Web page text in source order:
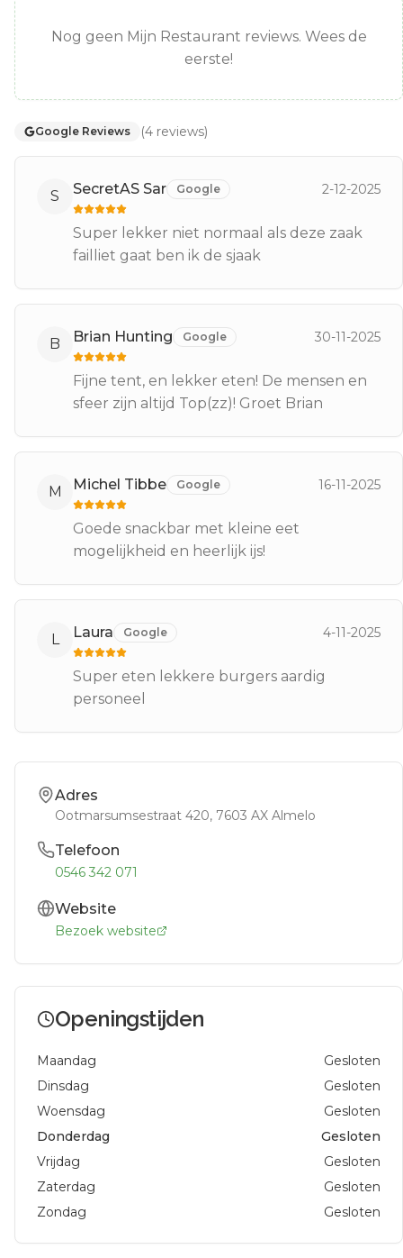
Nog geen Mijn Restaurant reviews. Wees de
eerste!
Google Reviews (4 reviews)
S SecretAS Sar Google 2-12-2025
Super lekker niet normaal als deze zaak
failliet gaat ben ik de sjaak
B Brian Hunting Google 30-11-2025
Fijne tent, en lekker eten! De mensen en
sfeer zijn altijd Top(zz)! Groet Brian
M Michel Tibbe Google 16-11-2025
Goede snackbar met kleine eet
mogelijkheid en heerlijk ijs!
L Laura Google 4-11-2025
Super eten lekkere burgers aardig
personeel
Adres
Ootmarsumsestraat 420, 7603 AX Almelo
Telefoon
0546 342 071
Website
Bezoek website
Openingstijden
Maandag
Gesloten
Dinsdag
Gesloten
Woensdag
Gesloten
Donderdag
Gesloten
Vrijdag
Gesloten
Zaterdag
Gesloten
Zondag
Gesloten